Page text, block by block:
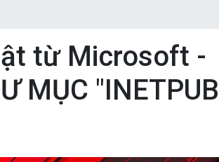
từ Microsoft -
MỤC